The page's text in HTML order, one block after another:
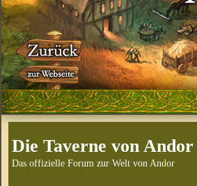
Die Taverne von Andor
Das offizielle Forum zur Welt von Andor